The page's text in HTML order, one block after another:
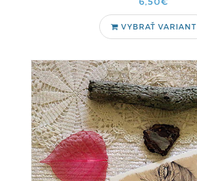
VYBRAŤ VARIANT